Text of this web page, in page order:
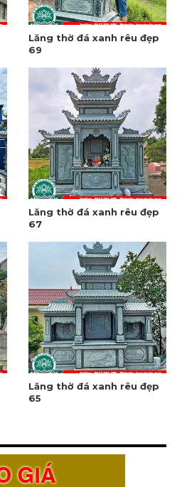
Lăng thờ đá xanh rêu đẹp
69
Lăng thờ đá xanh rêu đẹp
67
Lăng thờ đá xanh rêu đẹp
65